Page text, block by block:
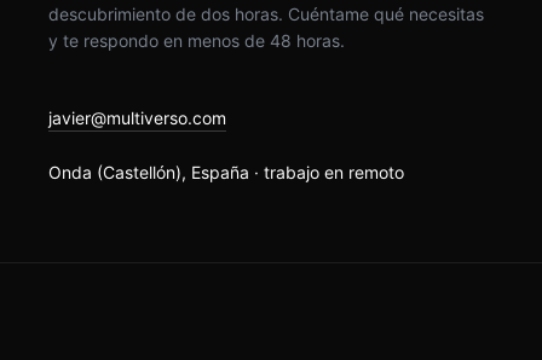
descubrimiento de dos horas. Cuéntame qué necesitas
y te respondo en menos de 48 horas.
javier@multiverso.com
Onda (Castellón), España · trabajo en remoto